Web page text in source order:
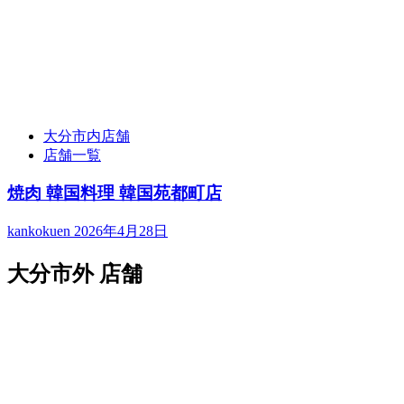
大分市内店舗
店舗一覧
焼肉 韓国料理 韓国苑都町店
kankokuen 2026年4月28日
大分市外 店舗